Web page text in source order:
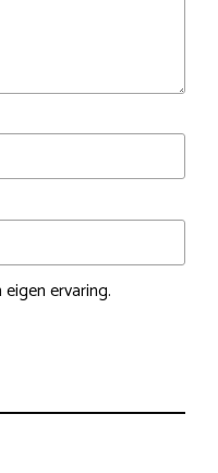
ervaring.